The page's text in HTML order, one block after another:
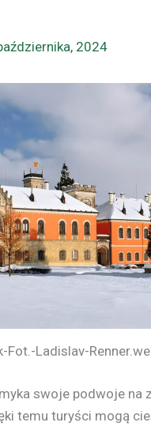
2024
Fot.-Ladislav-
swoje podwoje
temu turyści mogą